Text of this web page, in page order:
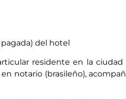
del hotel
residente en la
notario (brasileño),